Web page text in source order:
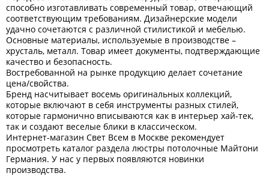
способно изготавливать современный товар, отвечающий
соответствующим требованиям. Дизайнерские модели
удачно сочетаются с различной стилистикой и мебелью.
Основные материалы, используемые в производстве –
хрусталь, металл. Товар имеет документы, подтверждающие
качество и безопасность.
Востребованной на рынке продукцию делает сочетание
цена/свойства.
Бренд насчитывает восемь оригинальных коллекций,
которые включают в себя инструменты разных стилей,
которые гармонично вписываются как в интерьер хай-тек,
так и создают веселые блики в классическом.
Интернет-магазин Свет Всем в Москве рекомендует
просмотреть каталог раздела люстры потолочные Майтони
Германия. У нас у первых появляются новинки
производства.